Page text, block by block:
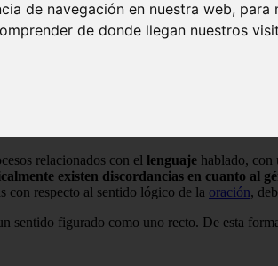
de navegación en nuestra web,
de donde llegan nuestros
oración,
le
y
relacionados con el lenguaje hablado, con
existen discordancias en cuanto al
con respecto al sentido lógico de la oración,
sentido figurado como uno recto. De esta